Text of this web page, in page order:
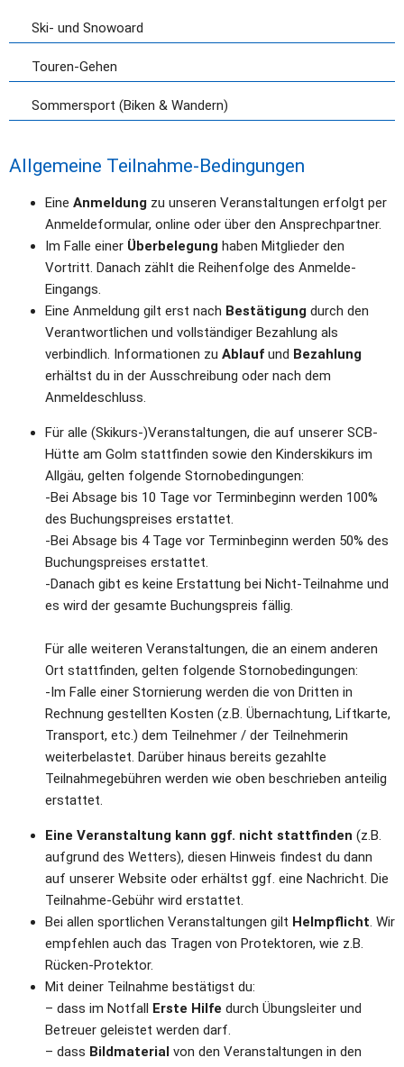
Ski- und Snowoard
Touren-Gehen
Sommersport (Biken & Wandern)
Allgemeine Teilnahme-Bedingungen
Eine Anmeldung zu unseren Veranstaltungen erfolgt per
Anmeldeformular, online oder über den Ansprechpartner.
Im Falle einer Überbelegung haben Mitglieder den
Vortritt. Danach zählt die Reihenfolge des Anmelde-
Eingangs.
Eine Anmeldung gilt erst nach Bestätigung durch den
Verantwortlichen und vollständiger Bezahlung als
verbindlich. Informationen zu Ablauf und Bezahlung
erhältst du in der Ausschreibung oder nach dem
Anmeldeschluss.
Für alle (Skikurs-)Veranstaltungen, die auf unserer SCB-
Hütte am Golm stattfinden sowie den Kinderskikurs im
Allgäu, gelten folgende Stornobedingungen:
-Bei Absage bis 10 Tage vor Terminbeginn werden 100%
des Buchungspreises erstattet.
-Bei Absage bis 4 Tage vor Terminbeginn werden 50% des
Buchungspreises erstattet.
-Danach gibt es keine Erstattung bei Nicht-Teilnahme und
es wird der gesamte Buchungspreis fällig.
Für alle weiteren Veranstaltungen, die an einem anderen
Ort stattfinden, gelten folgende Stornobedingungen:
-Im Falle einer Stornierung werden die von Dritten in
Rechnung gestellten Kosten (z.B. Übernachtung, Liftkarte,
Transport, etc.) dem Teilnehmer / der Teilnehmerin
weiterbelastet. Darüber hinaus bereits gezahlte
Teilnahmegebühren werden wie oben beschrieben anteilig
erstattet.
Eine Veranstaltung kann ggf. nicht stattfinden (z.B.
aufgrund des Wetters), diesen Hinweis findest du dann
auf unserer Website oder erhältst ggf. eine Nachricht. Die
Teilnahme-Gebühr wird erstattet.
Bei allen sportlichen Veranstaltungen gilt Helmpflicht. Wir
empfehlen auch das Tragen von Protektoren, wie z.B.
Rücken-Protektor.
Mit deiner Teilnahme bestätigst du:
– dass im Notfall Erste Hilfe durch Übungsleiter und
Betreuer geleistet werden darf.
– dass Bildmaterial von den Veranstaltungen in den